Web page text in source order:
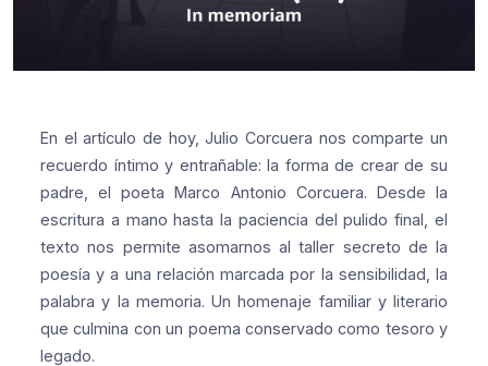
En el artículo de hoy, Julio Corcuera nos comparte un
recuerdo íntimo y entrañable: la forma de crear de su
padre, el poeta Marco Antonio Corcuera. Desde la
escritura a mano hasta la paciencia del pulido final, el
texto nos permite asomarnos al taller secreto de la
poesía y a una relación marcada por la sensibilidad, la
palabra y la memoria. Un homenaje familiar y literario
que culmina con un poema conservado como tesoro y
legado.